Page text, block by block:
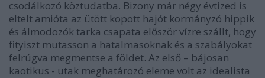
csodálkozó köztudatba. Bizony már négy évtized is
eltelt amióta az ütött kopott hajót kormányzó hippik
és álmodozók tarka csapata először vízre szállt, hogy
fityiszt mutasson a hatalmasoknak és a szabályokat
felrúgva megmentse a földet. Az első – bájosan
kaotikus - utak meghatározó eleme volt az idealista